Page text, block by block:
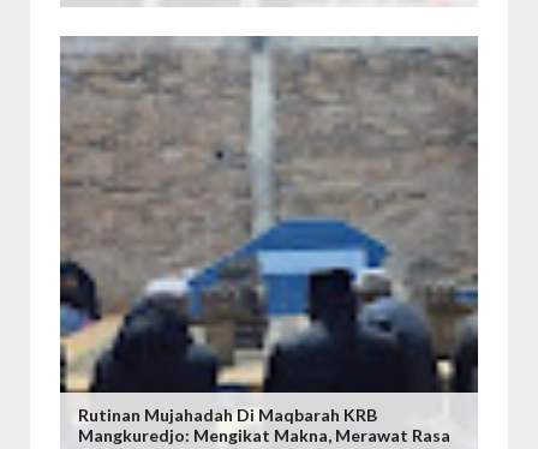
Rutinan Mujahadah Di Maqbarah KRB
Mangkuredjo: Mengikat Makna, Merawat Rasa